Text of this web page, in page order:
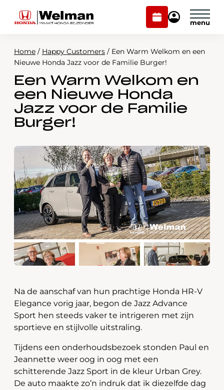
Plan
onderhoud
Mijn
Modellen
Voorraad
Onderhoud en service
Over ons
Webshop
Contact
Plan onderhoud
Mijn Honda Welman
Home / Happy Customers / Een Warm Welkom en een
Nieuwe Honda Jazz voor de Familie Burger!
Een Warm Welkom en
een Nieuwe Honda
Jazz voor de Familie
Burger!
Na de aanschaf van hun prachtige Honda HR-V
Elegance vorig jaar, begon de Jazz Advance
Sport hen steeds vaker te intrigeren met zijn
sportieve en stijlvolle uitstraling.
Tijdens een onderhoudsbezoek stonden Paul en
Jeannette weer oog in oog met een
schitterende Jazz Sport in de kleur Urban Grey.
De auto maakte zo’n indruk dat ik diezelfde dag